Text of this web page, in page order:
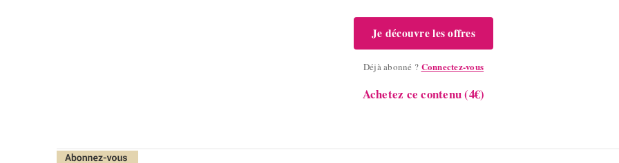
Je découvre les offres
Déjà abonné ? Connectez-vous
Achetez ce contenu (4€)